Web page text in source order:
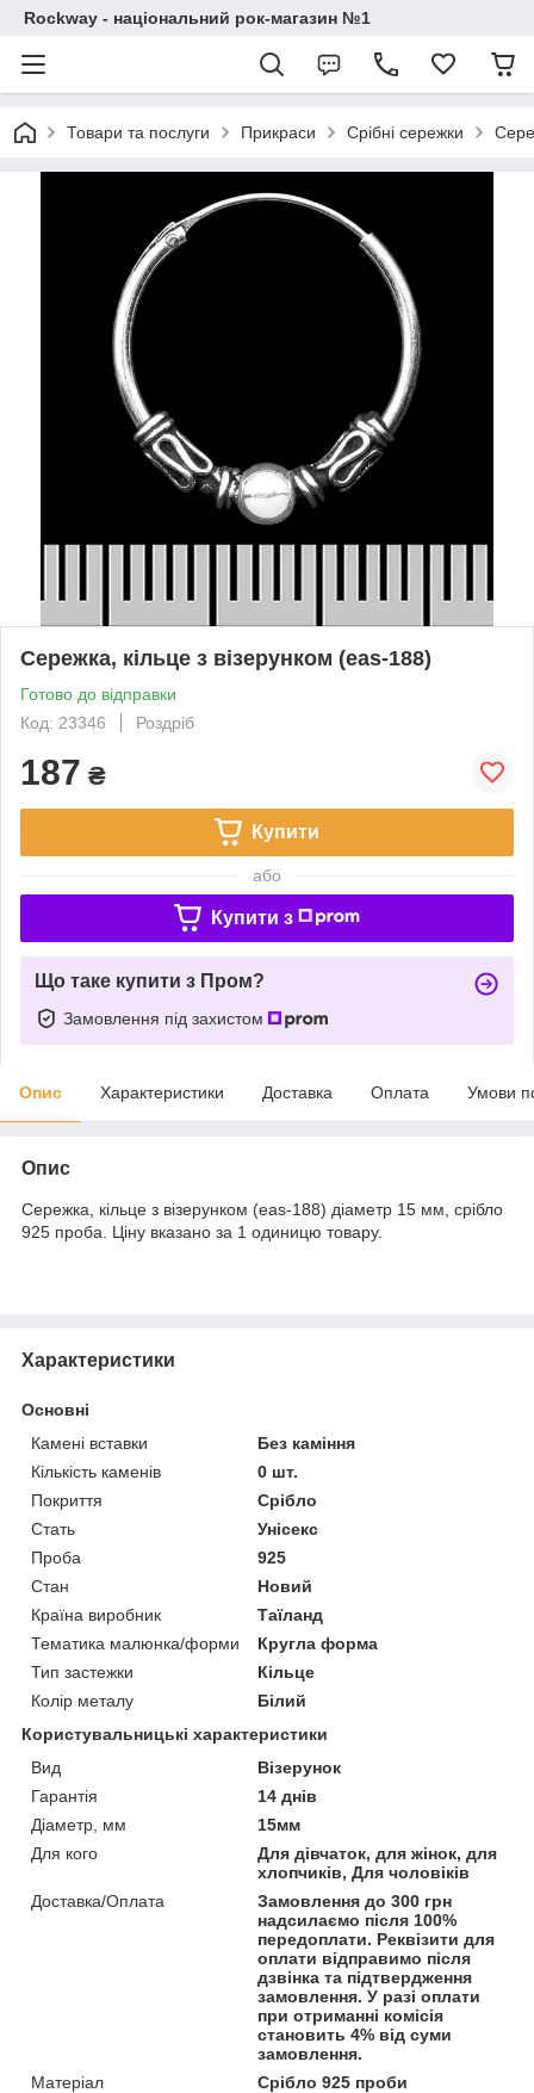
Rockway - національний рок-магазин №1
Товари та послуги Прикраси Срібні сережки
Сережка, кільце з візерунком (eas-188)
Готово до відправки
Код: 23346
Роздріб
187 ₴
Купити
або
Купити з
Що таке купити з Пром?
Замовлення під захистом
Опис Характеристики Доставка Оплата Умови
Опис
Сережка, кільце з візерунком (eas-188) діаметр 15 мм, срібло
925 проба. Ціну вказано за 1 одиницю товару.
Характеристики
Основні
Камені вставки
Без каміння
Кількість каменів
0 шт.
Покриття
Срібло
Стать
Унісекс
Проба
925
Стан
Новий
Країна виробник
Таїланд
Тематика малюнка/форми
Кругла форма
Тип застежки
Кільце
Колір металу
Білий
Користувальницькі характеристики
Вид
Візерунок
Гарантія
14 днів
Діаметр, мм
15мм
Для кого
Для дівчаток, для жінок, для
хлопчиків, Для чоловіків
Доставка/Оплата
Замовлення до 300 грн
надсилаємо після 100%
передоплати. Реквізити для
оплати відправимо після
дзвінка та підтвердження
замовлення. У разі оплати
при отриманні комісія
становить 4% від суми
замовлення.
Матеріал
Срібло 925 проби